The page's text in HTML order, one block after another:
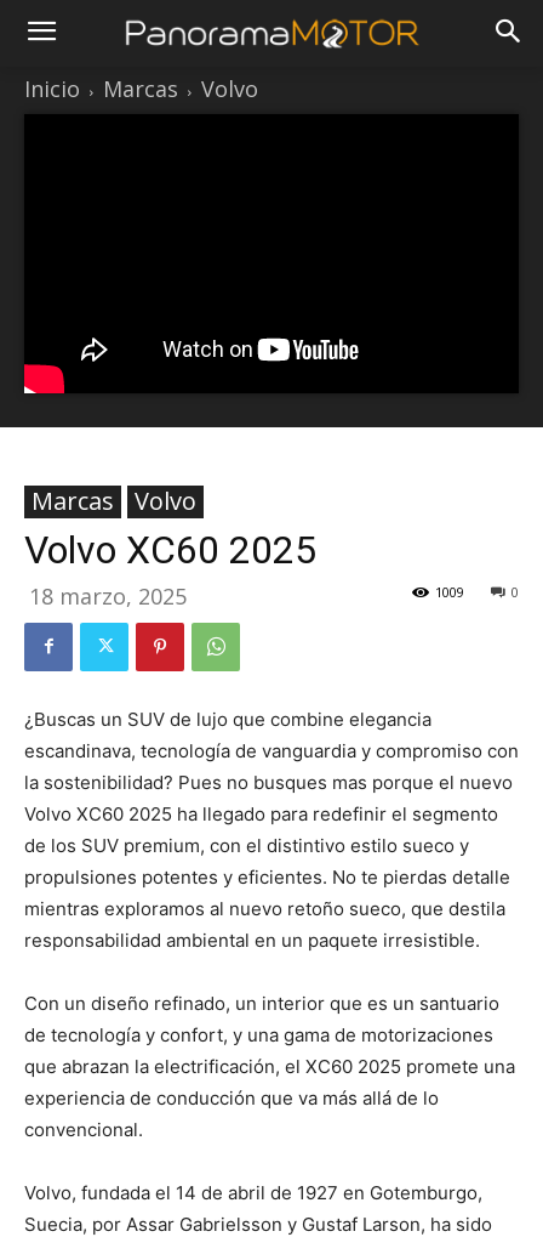
Inicio Marcas Volvo
Marcas Volvo
Volvo XC60 2025
18 marzo, 2025 0
1009
¿Buscas un SUV de lujo que combine elegancia
escandinava, tecnología de vanguardia y compromiso con
la sostenibilidad? Pues no busques mas porque el nuevo
Volvo XC60 2025 ha llegado para redefinir el segmento
de los SUV premium, con el distintivo estilo sueco y
propulsiones potentes y eficientes. No te pierdas detalle
mientras exploramos al nuevo retoño sueco, que destila
responsabilidad ambiental en un paquete irresistible.
Con un diseño refinado, un interior que es un santuario
de tecnología y confort, y una gama de motorizaciones
que abrazan la electrificación, el XC60 2025 promete una
experiencia de conducción que va más allá de lo
convencional.
Volvo, fundada el 14 de abril de 1927 en Gotemburgo,
Suecia, por Assar Gabrielsson y Gustaf Larson, ha sido